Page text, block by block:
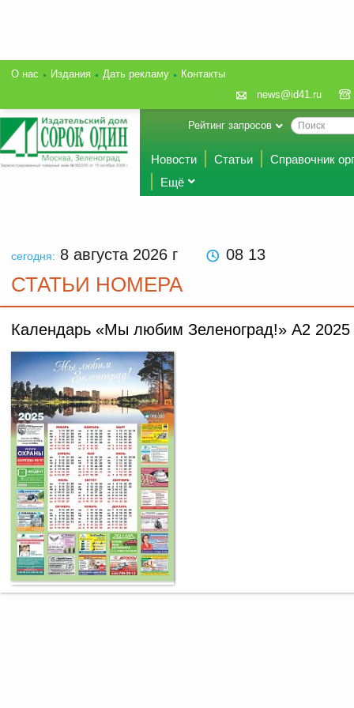
О нас Издания Дать рекламу
Контакты
news@id41.ru
Рейтинг запросов
Новости Статьи
Справочник
Ещё
сегодня: 8 августа 2026 г 08 13
СТАТЬИ НОМЕРА
Календарь «Мы любим Зеленоград!» А2 2025